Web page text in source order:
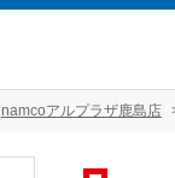
namcoアルプラザ鹿島店